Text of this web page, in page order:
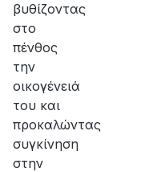
βυθίζοντας
στο
πένθος
την
οικογένειά
του και
προκαλώντας
συγκίνηση
στην